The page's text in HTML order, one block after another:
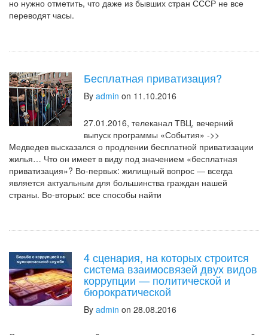
но нужно отметить, что даже из бывших стран СССР не все
переводят часы.
Бесплатная приватизация?
By admin on 11.10.2016
27.01.2016, телеканал ТВЦ, вечерний
выпуск программы «События» ->>
Медведев высказался о продлении бесплатной приватизации
жилья… Что он имеет в виду под значением «бесплатная
приватизация»? Во-первых: жилищный вопрос — всегда
является актуальным для большинства граждан нашей
страны. Во-вторых: все способы найти
4 сценария, на которых строится
система взаимосвязей двух видов
коррупции — политической и
бюрократической
By admin on 28.08.2016